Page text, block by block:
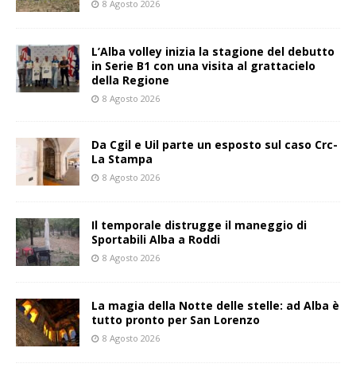
8 Agosto 2026
L’Alba volley inizia la stagione del debutto
in Serie B1 con una visita al grattacielo
della Regione
8 Agosto 2026
Da Cgil e Uil parte un esposto sul caso Crc-
La Stampa
8 Agosto 2026
Il temporale distrugge il maneggio di
Sportabili Alba a Roddi
8 Agosto 2026
La magia della Notte delle stelle: ad Alba è
tutto pronto per San Lorenzo
8 Agosto 2026